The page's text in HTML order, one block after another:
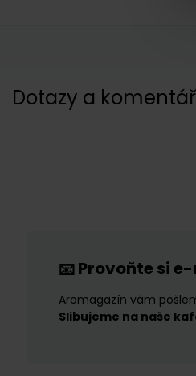
Dotazy a
📧Provoňte si
Aromagazín vám
Slibujeme na naše